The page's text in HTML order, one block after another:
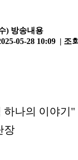
) 방송내용
05-28 10:09 | 조
하나의 이야기"
장